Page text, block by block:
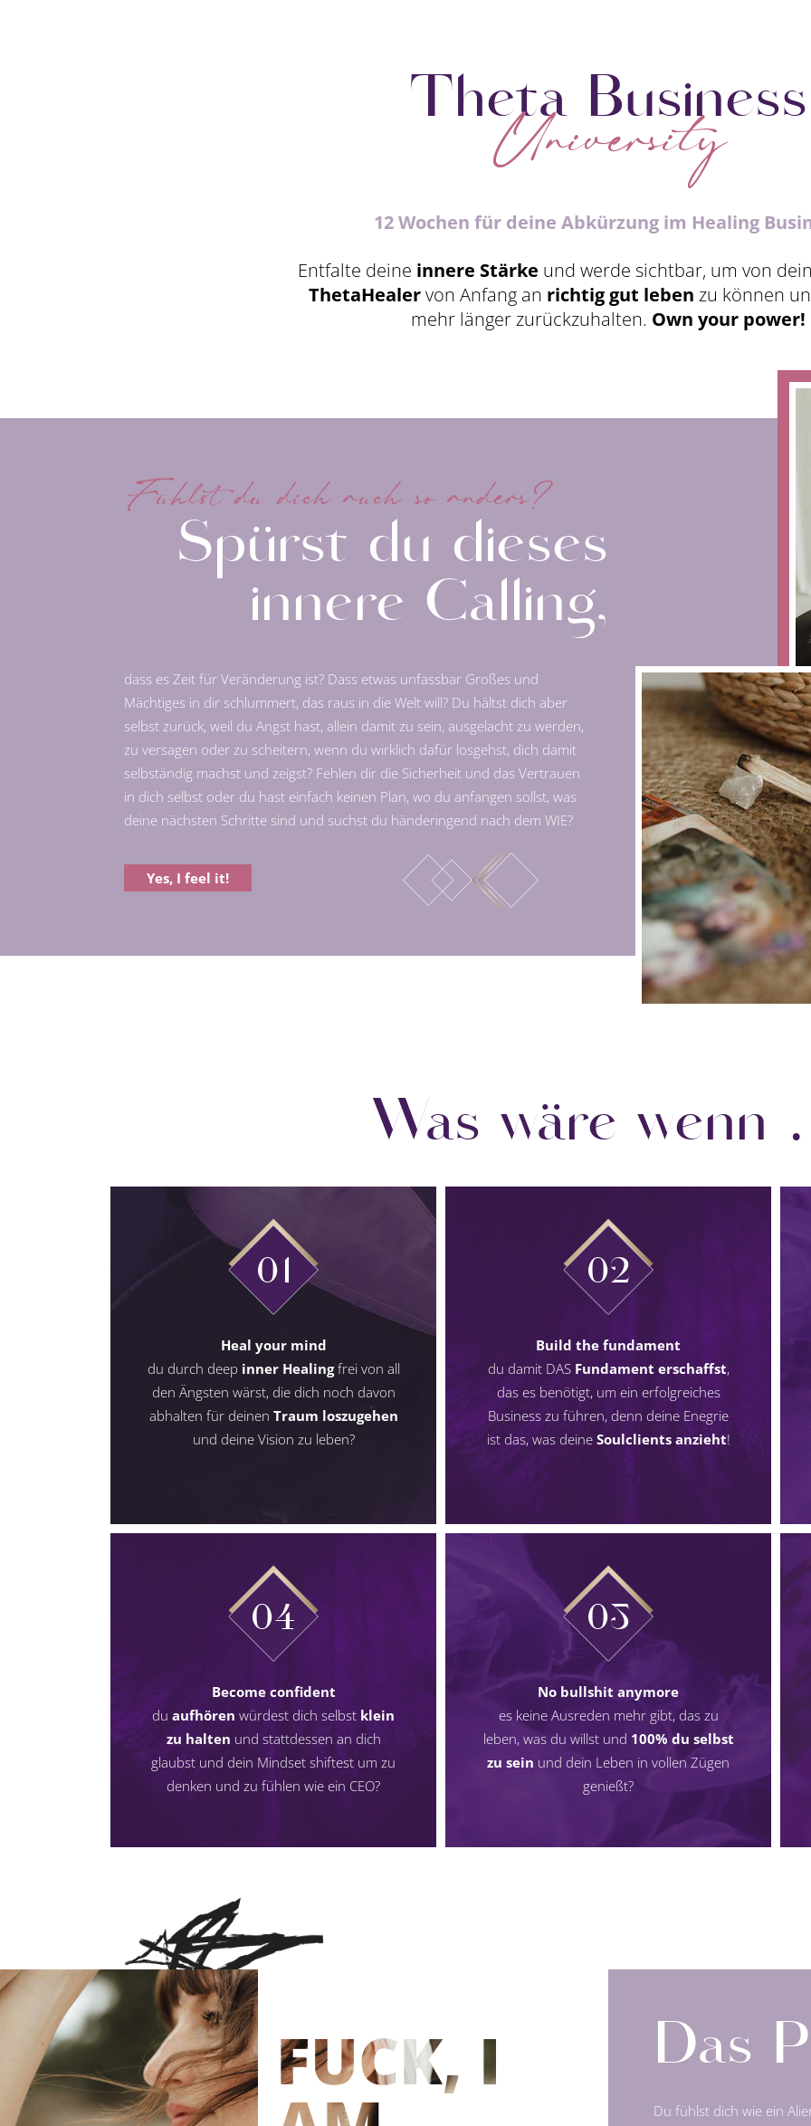
Theta Business
University
12 Wochen für deine Abkürzung im Healing
Entfalte deine innere Stärke und werde sichtbar, um von
ThetaHealervon Anfang an richtig gut leben zu können
mehr länger zurückzuhalten. Own your power!
Fühlst du dich auch so anders?
Spürst du dieses
innere Calling,
dass es Zeit für Veränderung ist? Dass etwas unfassbar Großes und
Mächtiges in dir schlummert, das raus in die Welt will? Du hältst dich aber
selbst zurück, weil du Angst hast, allein damit zu sein, ausgelacht zu werden,
zu versagen oder zu scheitern, wenn du wirklich dafür losgehst, dich damit
selbständig machst und zeigst? Fehlen dir die Sicherheit und das Vertrauen
in dich selbst oder du hast einfach keinen Plan, wo du anfangen sollst, was
deine nächsten Schritte sind und suchst du händeringend nach dem WIE?
Yes, I feel it!
Was wäre
01
Heal your mind
du durch deep inner Healingfrei von all
den Ängsten wärst, die dich noch davon
abhalten für deinen Traum loszugehen
und deine Vision zu leben?
02
Build the fundament
du damit DAS Fundament erschaffst,
das es benötigt, um ein erfolgreiches
Business zu führen, denn deine Enegrie
ist das, was deine Soulclients anzieht!
04
Become confident
du aufhören würdest dich selbst klein
zu halten und stattdessen an dich
glaubst und dein Mindset shiftest um zu
denken und zu fühlen wie ein CEO?
05
No bullshit anymore
es keine Ausreden mehr gibt, das zu
leben, was du willst und 100% du selbst
zu sein und dein Leben in vollen Zügen
genießt?
FUCK, I Das
Du fühlst dich wie ein